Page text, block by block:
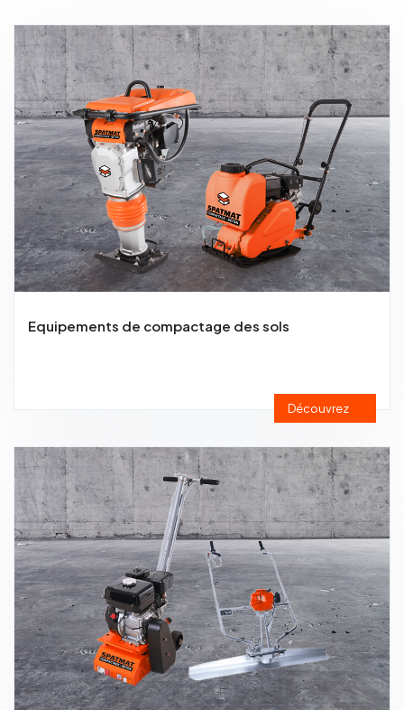
Marteau Piqueur
Marteaux pneumatiques
Equipements de compactage des sols
Découvrez